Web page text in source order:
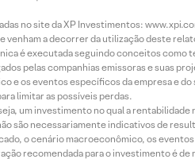
no site da XP Investimentos:
a decorrer da utilização deste
é executada seguindo conceitos
pelas companhias emissoras e suas
e os eventos específicos da empresa e
limitar as possíveis perdas.
um investimento no qual a
são necessariamente indicativos de
o cenário macroeconômico, os
recomendada para o investimento é de